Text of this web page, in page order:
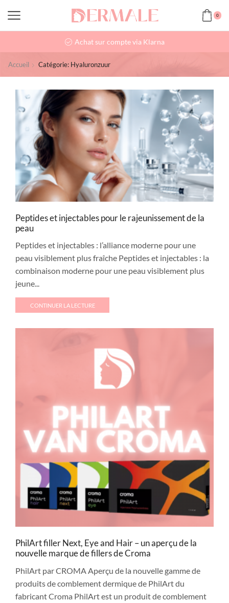
0
Achat sur compte via Klarna
Accueil Catégorie: Hyaluronzuur
Peptides et injectables pour le rajeunissement de la
peau
Peptides et injectables : l’alliance moderne pour une
peau visiblement plus fraîche Peptides et injectables : la
combinaison moderne pour une peau visiblement plus
jeune...
CONTINUER LA LECTURE
PhilArt filler Next, Eye and Hair – un aperçu de la
nouvelle marque de fillers de Croma
PhilArt par CROMA Aperçu de la nouvelle gamme de
produits de comblement dermique de PhilArt du
fabricant Croma PhilArt est un produit de comblement